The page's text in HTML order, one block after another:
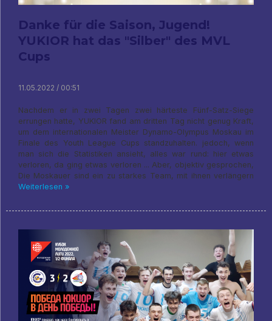
Danke für die Saison, Jugend!
YUKIOR hat das "Silber" des MVL
Cups
11.05.2022 / 00:51
Nachdem er in zwei Tagen zwei härteste Fünf-Satz-Siege
errungen hatte, YUKIOR fand am dritten Tag nicht genug Kraft,
um dem internationalen Meister Dynamo-Olympus Moskau im
Finale des Youth League Cups standzuhalten. jedoch, wenn
man sich die Statistiken ansieht, alles war rund: hier etwas
verloren, da ging etwas verloren ... Aber, objektiv gesprochen,
Die Moskauer sind ein zu starkes Team, mit ihnen verlängern
Weiterlesen »